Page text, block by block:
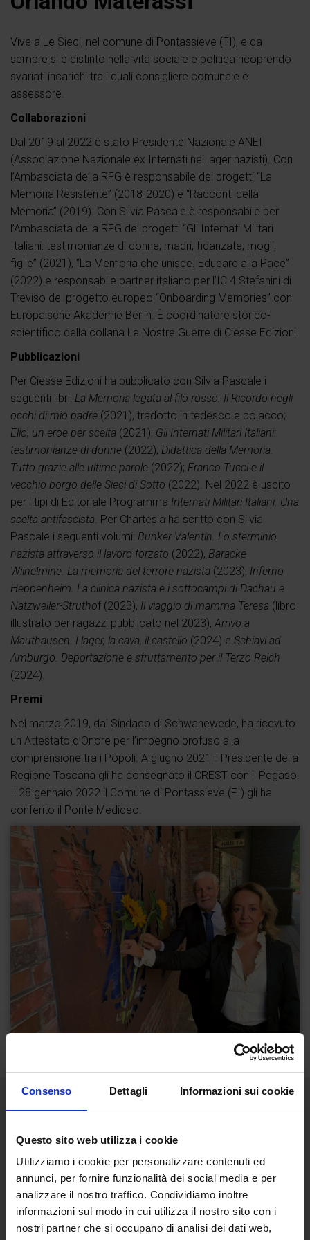
Consenso Dettagli Informazioni sui cookie
Questo sito web utilizza i cookie
Utilizziamo i cookie per personalizzare contenuti ed
annunci, per fornire funzionalità dei social media e per
analizzare il nostro traffico. Condividiamo inoltre
informazioni sul modo in cui utilizza il nostro sito con i
nostri partner che si occupano di analisi dei dati web,
Vive a Le Sieci, nel comune di Pontassieve (FI), e da
sempre si è distinto nella vita sociale e politica ricoprendo
svariati incarichi tra i quali consigliere comunale e
assessore.
Collaborazioni
Dal 2019 al 2022 è stato Presidente Nazionale ANEI
(Associazione Nazionale ex Internati nei lager nazisti). Con
l’Ambasciata della RFG è responsabile dei progetti “La
Memoria Resistente” (2018-2020) e “Racconti della
Memoria” (2019). Con Silvia Pascale è responsabile per
l’Ambasciata della RFG dei progetti “Gli Internati Militari
Italiani: testimonianze di donne, madri, fidanzate, mogli,
figlie” (2021), “La Memoria che unisce. Educare alla Pace”
(2022) e responsabile partner italiano per l’IC 4 Stefanini di
Treviso del progetto europeo “Onboarding Memories” con
Europäische Akademie Berlin. È coordinatore storico-
scientifico della collana Le Nostre Guerre di Ciesse Edizioni.
Pubblicazioni
Per Ciesse Edizioni ha pubblicato con Silvia Pascale i
seguenti libri: La Memoria legata al filo rosso. Il Ricordo negli
occhi di mio padre (2021), tradotto in tedesco e polacco;
Elio, un eroe per scelta (2021); Gli Internati Militari Italiani:
testimonianze di donne (2022); Didattica della Memoria.
Tutto grazie alle ultime parole (2022); Franco Tucci e il
vecchio borgo delle Sieci di Sotto (2022). Nel 2022 è uscito
per i tipi di Editoriale Programma Internati Militari Italiani. Una
scelta antifascista. Per Chartesia ha scritto con Silvia
Pascale i seguenti volumi: Bunker Valentin. Lo sterminio
nazista attraverso il lavoro forzato (2022), Baracke
Wilhelmine. La memoria del terrore nazista (2023), Inferno
Heppenheim. La clinica nazista e i sottocampi di Dachau e
Natzweiler-Struthof (2023), Il viaggio di mamma Teresa (libro
illustrato per ragazzi pubblicato nel 2023), Arrivo a
Mauthausen. I lager, la cava, il castello (2024) e Schiavi ad
Amburgo. Deportazione e sfruttamento per il Terzo Reich
(2024).
Premi
Nel marzo 2019, dal Sindaco di Schwanewede, ha ricevuto
un Attestato d’Onore per l’impegno profuso alla
comprensione tra i Popoli. A giugno 2021 il Presidente della
Regione Toscana gli ha consegnato il CREST con il Pegaso.
Il 28 gennaio 2022 il Comune di Pontassieve (FI) gli ha
conferito il Ponte Mediceo.